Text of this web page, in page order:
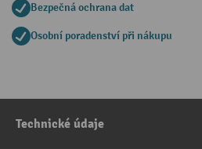
Bezpečná ochrana dat
Osobní poradenství při nákupu
Technické údaje